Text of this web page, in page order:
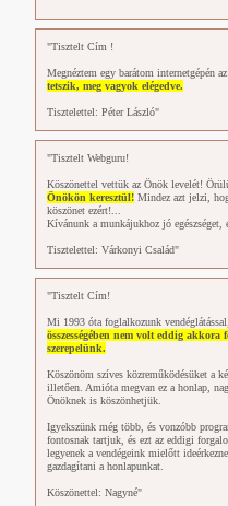
"Tisztelt Cím !
Megnéztem egy barátom internetgépén
tetszik, meg vagyok elégedve.
Tisztelettel: Péter László"
"Tisztelt Webguru!
Köszönettel vettük az Önök levelét!
Önökön keresztül! Mindez azt jelzi,
köszönet ezért!...
Kívánunk a munkájukhoz jó egészséget,
Tisztelettel: Várkonyi Család"
"Tisztelt Cím!
Mi 1993 óta foglalkozunk
összességében nem volt eddig
szerepelünk.
Köszönöm szíves közreműködésüket a
illetően. Amióta megvan ez a honlap,
Önöknek is köszönhetjük.
Igyekszünk még több, és vonzóbb
fontosnak tartjuk, és ezt az eddigi
legyenek a vendégeink mielőtt
gazdagítani a honlapunkat.
Köszönettel: Nagyné"